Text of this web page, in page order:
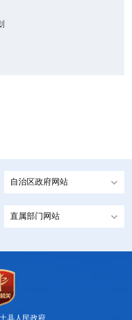
自治区政府网站
直属部门网站
县人民政府